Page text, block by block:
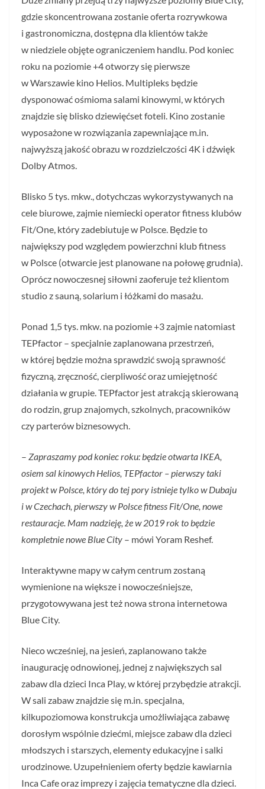
gdzie skoncentrowana zostanie oferta rozrywkowa
i gastronomiczna, dostępna dla klientów także
w niedziele objęte ograniczeniem handlu. Pod koniec
roku na poziomie +4 otworzy się pierwsze
w Warszawie kino Helios. Multipleks będzie
dysponować ośmioma salami kinowymi, w których
znajdzie się blisko dziewięćset foteli. Kino zostanie
wyposażone w rozwiązania zapewniające m.in.
najwyższą jakość obrazu w rozdzielczości 4K i dźwięk
Dolby Atmos.
Blisko 5 tys. mkw., dotychczas wykorzystywanych na
cele biurowe, zajmie niemiecki operator fitness klubów
Fit/One, który zadebiutuje w Polsce. Będzie to
największy pod względem powierzchni klub fitness
w Polsce (otwarcie jest planowane na połowę grudnia).
Oprócz nowoczesnej siłowni zaoferuje też klientom
studio z sauną, solarium i łóżkami do masażu.
Ponad 1,5 tys. mkw. na poziomie +3 zajmie natomiast
TEPfactor – specjalnie zaplanowana przestrzeń,
w której będzie można sprawdzić swoją sprawność
fizyczną, zręczność, cierpliwość oraz umiejętność
działania w grupie. TEPfactor jest atrakcją skierowaną
do rodzin, grup znajomych, szkolnych, pracowników
czy parterów biznesowych.
– Zapraszamy pod koniec roku: będzie otwarta IKEA,
osiem sal kinowych Helios, TEPfactor – pierwszy taki
projekt w Polsce, który do tej pory istnieje tylko w Dubaju
i w Czechach, pierwszy w Polsce fitness Fit/One, nowe
restauracje. Mam nadzieję, że w 2019 rok to będzie
kompletnie nowe Blue City – mówi Yoram Reshef.
Interaktywne mapy w całym centrum zostaną
wymienione na większe i nowocześniejsze,
przygotowywana jest też nowa strona internetowa
Blue City.
Nieco wcześniej, na jesień, zaplanowano także
inaugurację odnowionej, jednej z największych sal
zabaw dla dzieci Inca Play, w której przybędzie atrakcji.
W sali zabaw znajdzie się m.in. specjalna,
kilkupoziomowa konstrukcja umożliwiająca zabawę
dorosłym wspólnie dziećmi, miejsce zabaw dla dzieci
młodszych i starszych, elementy edukacyjne i salki
urodzinowe. Uzupełnieniem oferty będzie kawiarnia
Inca Cafe oraz imprezy i zajęcia tematyczne dla dzieci.